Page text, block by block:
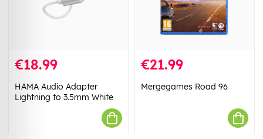
€18.99
HAMA Audio Adapter
Lightning to 3.5mm White
€21.99
Mergegames Road 96